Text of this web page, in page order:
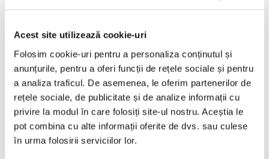
Acest site utilizează cookie-uri
Folosim cookie-uri pentru a personaliza conținutul și
anunțurile, pentru a oferi funcții de rețele sociale și pentru
a analiza traficul. De asemenea, le oferim partenerilor de
rețele sociale, de publicitate și de analize informații cu
privire la modul în care folosiți site-ul nostru. Aceștia le
pot combina cu alte informații oferite de dvs. sau culese
în urma folosirii serviciilor lor.
Etichete: aurelia mihai , expozitie
interviu